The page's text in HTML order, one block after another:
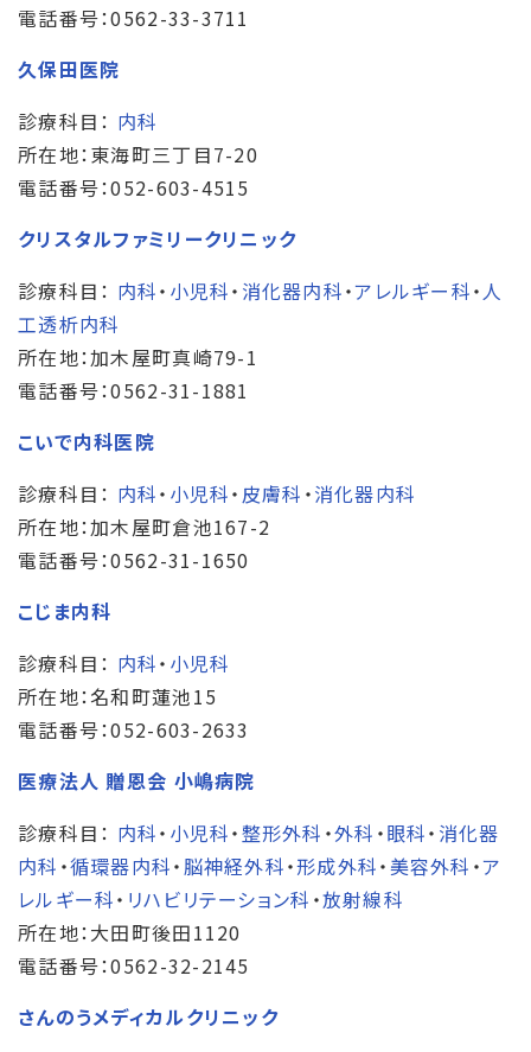
電話番号：0562-33-3711
久保田医院
診療科目： 内科
所在地：東海町三丁目7-20
電話番号：052-603-4515
クリスタルファミリークリニック
診療科目： 内科・ 小児科・ 消化器内科・アレルギー科・ 人
工透析内科
所在地：加木屋町真崎79-1
電話番号：0562-31-1881
こいで内科医院
診療科目： 内科・ 小児科・ 皮膚科 ・消化器内科
所在地：加木屋町倉池167-2
電話番号：0562-31-1650
こじま内科
診療科目： 内科・ 小児科
所在地：名和町蓮池15
電話番号：052-603-2633
医療法人 贈恩会 小嶋病院
診療科目： 内科・ 小児科・整形外科 ・外科 ・眼科・ 消化器
内科 ・循環器内科・ 脳神経外科・形成外科・美容外科 ・ア
レルギー科・ リハビリテーション科 ・放射線科
所在地：大田町後田1120
電話番号：0562-32-2145
さんのうメディカルクリニック